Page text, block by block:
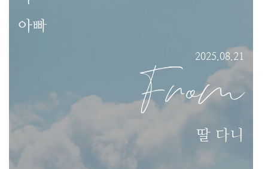
아빠
2025.08.21
From
딸 다니